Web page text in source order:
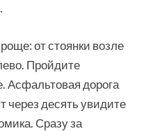
от стоянки возле
Пройдите
Асфальтовая дорога
через десять увидите
Сразу за